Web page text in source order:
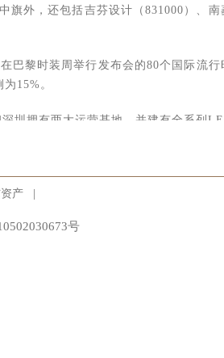
旗外，还包括吉芬设计（831000）、南
巴黎时装周举行发布会的80个国际流行
15%。
圳拥有两大运营基地，并建有全系列
光学、热学等仿真程序。九鼎投资旗下
股份。
药业（430369）、天开园林（830800）
产 |
号